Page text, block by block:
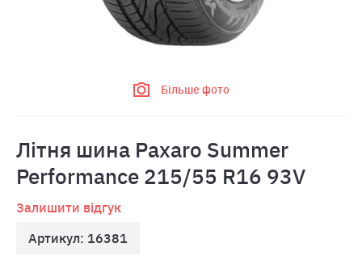
Більше фото
Літня шина Paxaro Summer
Performance 215/55 R16 93V
Залишити відгук
Артикул: 16381